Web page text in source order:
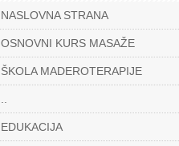
NASLOVNA STRANA
OSNOVNI KURS MASAŽE
ŠKOLA MADEROTERAPIJE
EDUKACIJA